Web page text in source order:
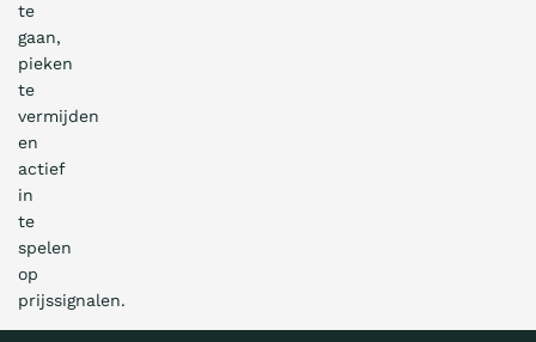
te
gaan,
pieken
te
vermijden
en
actief
in
te
spelen
op
prijssignalen.